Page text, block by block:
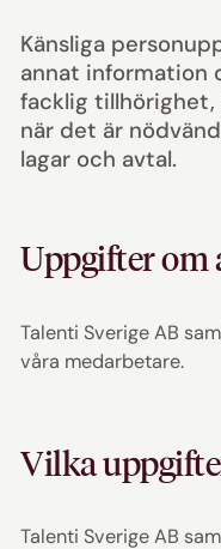
Känsliga
annat information
facklig tillhörighet,
när det är
lagar och avtal.
Uppgifter om
Talenti Sverige AB
våra medarbetare.
Vilka
Talenti Sverige AB